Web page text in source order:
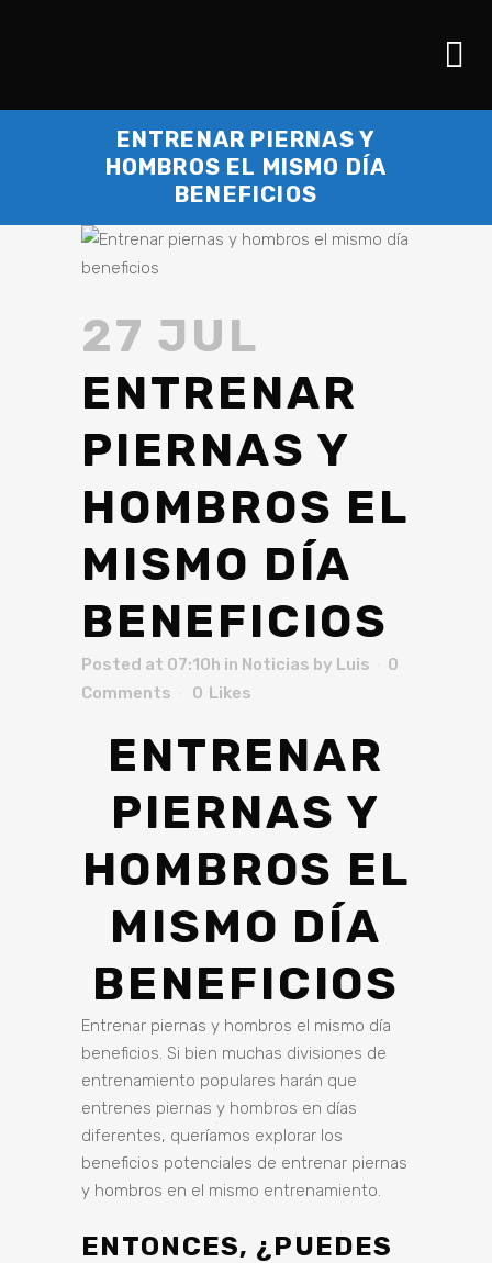
ENTRENAR PIERNAS Y
HOMBROS EL MISMO DÍA
BENEFICIOS
27 JUL
ENTRENAR
PIERNAS Y
HOMBROS EL
MISMO DÍA
BENEFICIOS
Posted at 07:10h in Noticias by Luis
0
Comments
0 Likes
ENTRENAR
PIERNAS Y
HOMBROS EL
MISMO DÍA
BENEFICIOS
Entrenar piernas y hombros el mismo día
beneficios. Si bien muchas divisiones de
entrenamiento populares harán que
entrenes piernas y hombros en días
diferentes, queríamos explorar los
beneficios potenciales de entrenar piernas
y hombros en el mismo entrenamiento.
ENTONCES, ¿PUEDES